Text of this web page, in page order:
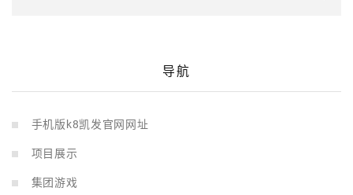
导航
手机版k8凯发官网网址
项目展示
集团游戏